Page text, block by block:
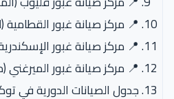
📍 مركز صيانة غبور
📍 مركز صيانة غبور
📍 مركز صيانة غبور الميرغني
جدول الصيانات الدورية في